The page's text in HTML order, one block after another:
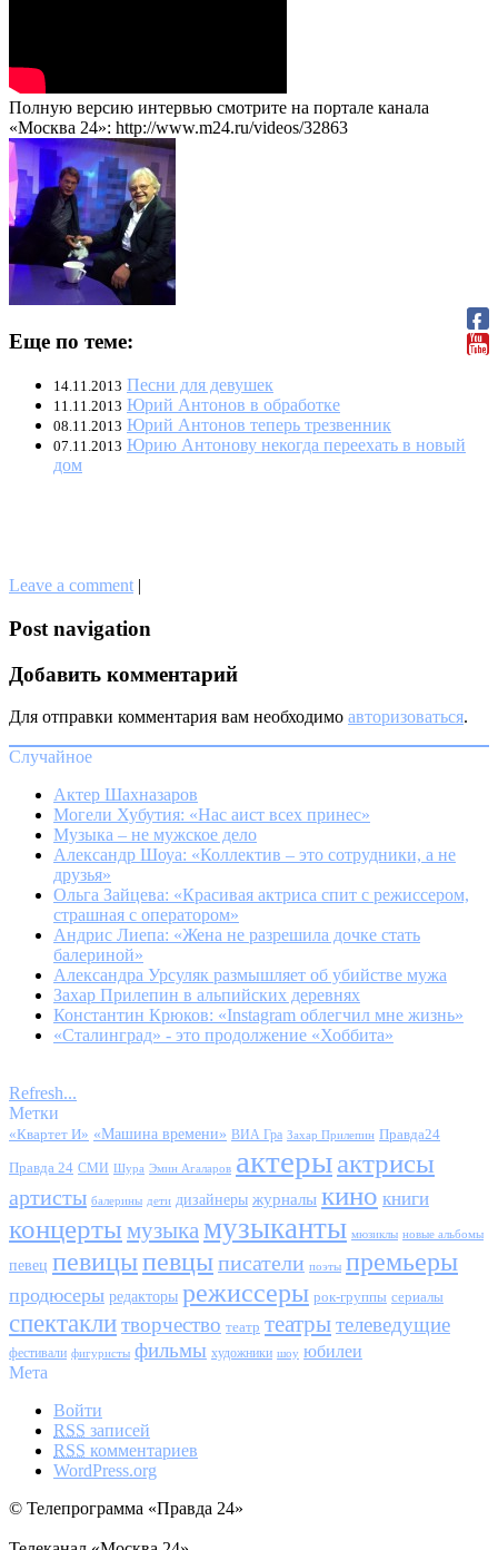
Полную версию интервью смотрите на портале канала
«Москва 24»: http://www.m24.ru/videos/32863
Еще по теме:
14.11.2013 Песни для девушек
11.11.2013 Юрий Антонов в обработке
08.11.2013 Юрий Антонов теперь трезвенник
07.11.2013 Юрию Антонову некогда переехать в новый
дом
Leave a comment |
Post navigation
Добавить комментарий
Для отправки комментария вам необходимо авторизоваться.
Случайное
Актер Шахназаров
Могели Хубутия: «Нас аист всех принес»
Музыка – не мужское дело
Александр Шоуа: «Коллектив – это сотрудники, а не
друзья»
Ольга Зайцева: «Красивая актриса спит с режиссером,
страшная с оператором»
Андрис Лиепа: «Жена не разрешила дочке стать
балериной»
Александра Урсуляк размышляет об убийстве мужа
Захар Прилепин в альпийских деревнях
Константин Крюков: «Instagram облегчил мне жизнь»
«Сталинград» - это продолжение «Хоббита»
Refresh...
Метки
«Квартет И» «Машина времени» ВИА Гра Захар Прилепин Правда24
Правда 24 СМИ Шура Эмин Агаларов актерыактрисы
артисты балерины дети дизайнеры журналы кино книги
концерты музыкамузыканты мюзиклы новые альбомы
певец певицыпевцыписатели поэты премьеры
продюсеры редакторы режиссеры рок-группы сериалы
спектаклитворчество театр театрытелеведущие
фестивали фигуристы фильмы художники шоу юбилеи
Мета
Войти
RSS записей
RSS комментариев
WordPress.org
© Телепрограмма «Правда 24»